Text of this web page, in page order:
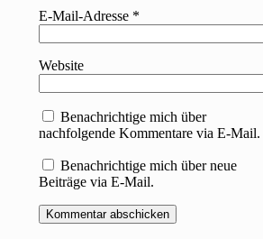
E-Mail-Adresse *
Website
Benachrichtige mich über
nachfolgende Kommentare via E-Mail.
Benachrichtige mich über neue
Beiträge via E-Mail.